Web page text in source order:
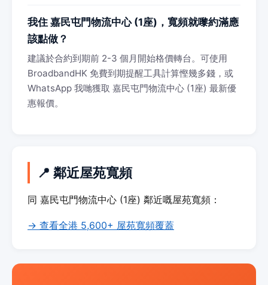
我住 嘉民屯門物流中心 (1座)，寬頻就嚟約滿應
該點做？
建議於合約到期前 2-3 個月開始格價轉台。可使用
BroadbandHK 免費到期提醒工具計算慳幾多錢，或
WhatsApp 我哋獲取 嘉民屯門物流中心 (1座) 最新優
惠報價。
📍 鄰近屋苑寬頻
同 嘉民屯門物流中心 (1座) 鄰近嘅屋苑寬頻：
→ 查看全港 5,600+ 屋苑寬頻覆蓋